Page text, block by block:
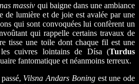
massiv qui baigne dans une ambiance
de lumière et de joie est avalée par une
qui sont convoquées lui confèrent un
qui rappelle certains travaux de
tisse une toile dont chaque fil est une
cuivres lointains de Dísa (Turdus
fantomatique et néanmoins terreux.
Vilsna Andars Boningest une ode